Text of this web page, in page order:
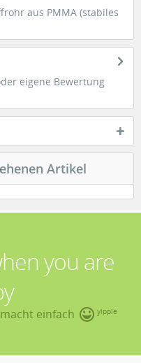
aus PMMA (stabiles
eigene Bewertung
Artikel
you are
einfach yippie